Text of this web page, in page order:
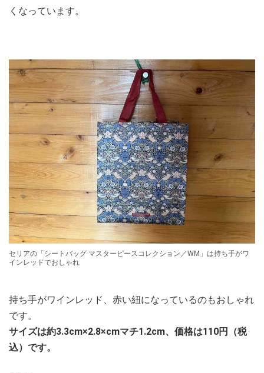
くなっています。
セリアの「シートバッグ マスターピースコレクション／WM」は持ち手がワ
インレッドでおしゃれ
持ち手がワインレッド、赤い紐になっているのもおしゃれ
です。
サイズは約3.3cm×2.8×cmマチ1.2cm、価格は110円（税
込）です。